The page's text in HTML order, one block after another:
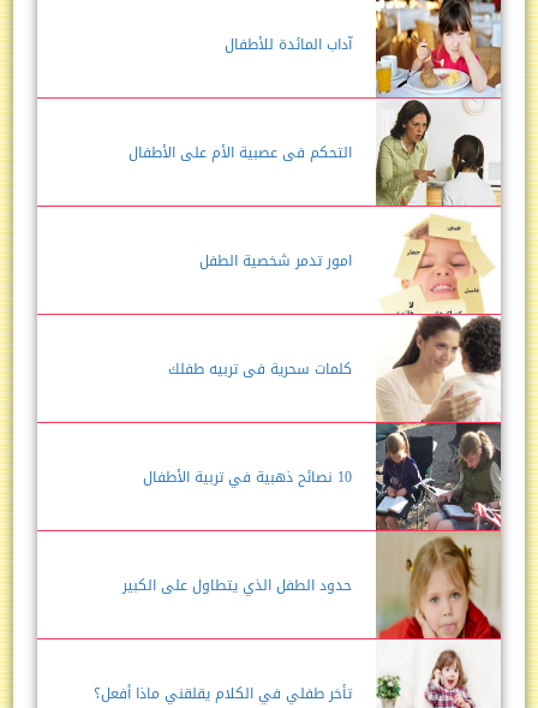
آداب المائدة للأطفال
التحكم فى عصبية الأم على الأطفال
امور تدمر شخصية الطفل
كلمات سحرية فى تربيه طفلك
10 نصائح ذهبية في تربية الأطفال
حدود الطفل الذي يتطاول على الكبير
تأخر طفلي في الكلام يقلقني ماذا أفعل؟